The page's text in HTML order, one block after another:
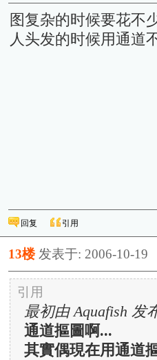
图复杂的时候要花
人头发的时候用通道
回复 引用
13楼 发表于: 2006-10-19
引用
最初由 Aquafish 发
通道摳圖啊...
其實偶現在用通道